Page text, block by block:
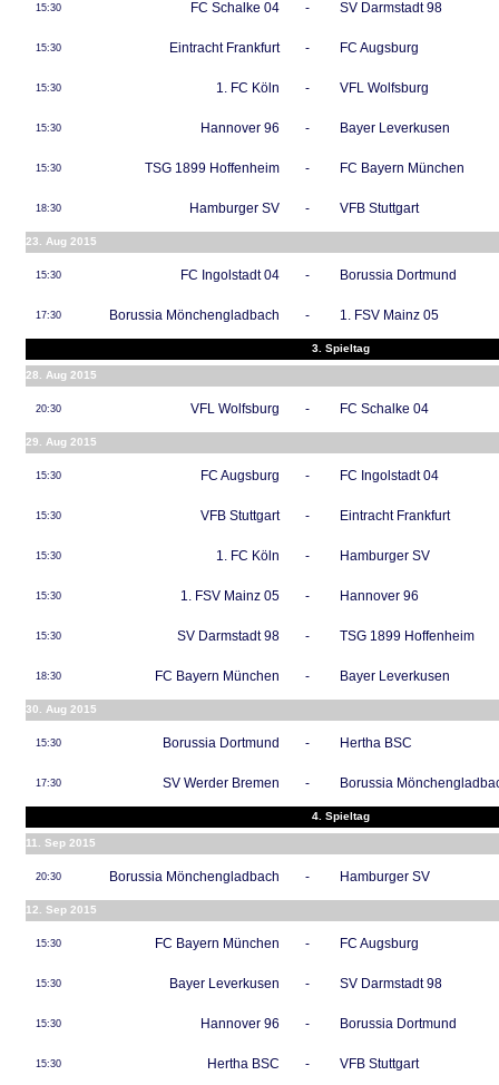
15:30 FC Schalke 04 - SV Darmstadt 98
15:30 Eintracht Frankfurt - FC Augsburg
15:30 1. FC Köln - VFL Wolfsburg
15:30 Hannover 96 - Bayer Leverkusen
15:30 TSG 1899 Hoffenheim - FC Bayern München
18:30 Hamburger SV - VFB Stuttgart
23. Aug 2015
15:30 FC Ingolstadt 04 - Borussia Dortmund
17:30 Borussia Mönchengladbach - 1. FSV Mainz 05
3. Spieltag
28. Aug 2015
20:30 VFL Wolfsburg - FC Schalke 04
29. Aug 2015
15:30 FC Augsburg - FC Ingolstadt 04
15:30 VFB Stuttgart - Eintracht Frankfurt
15:30 1. FC Köln - Hamburger SV
15:30 1. FSV Mainz 05 - Hannover 96
15:30 SV Darmstadt 98 - TSG 1899 Hoffenheim
18:30 FC Bayern München - Bayer Leverkusen
30. Aug 2015
15:30 Borussia Dortmund - Hertha BSC
17:30 SV Werder Bremen - Borussia
4. Spieltag
11. Sep 2015
20:30 Borussia Mönchengladbach - Hamburger SV
12. Sep 2015
15:30 FC Bayern München - FC Augsburg
15:30 Bayer Leverkusen - SV Darmstadt 98
15:30 Hannover 96 - Borussia Dortmund
15:30 Hertha BSC - VFB Stuttgart